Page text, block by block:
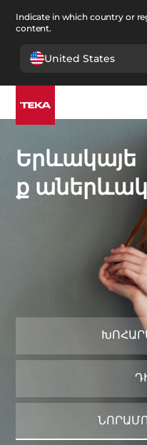
Indicate in which country or
content.
United States
Երևակայե
ք